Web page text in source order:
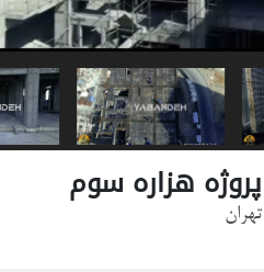
پروژه هزاره سوم